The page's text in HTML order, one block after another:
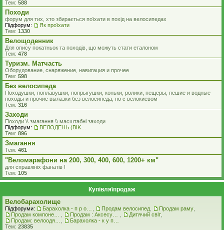
Тем: 588
Походи
форум для тих, хто збирається поїхати в похід на велосипедах
Підфорум:
Як проїхати
Тем: 1330
Велощоденник
Для опису покатньок та походів, що можуть стати еталоном
Тем: 478
Туризм. Матчасть
Оборудование, снаряжение, навигация и прочее
Тем: 598
Без велосипеда
Походушки, поплавушки, попрыгушки, коньки, ролики, пещеры, пешие и водные
походы и прочие вылазки без велосипеда, но с велокиевом
Тем: 316
Заходи
Походи \\ змагання \\ масштабні заходи
Підфорум:
Тем: 896
Змагання
Тем: 461
"Веломарафони на 200, 300, 400, 600, 1200+ км"
для справжнiх фанатiв !
Тем: 105
Купівля\продаж
Велобарахолище
Підфоруми: Продам велосипед Продам раму
Дитячий світ
Тем: 23835